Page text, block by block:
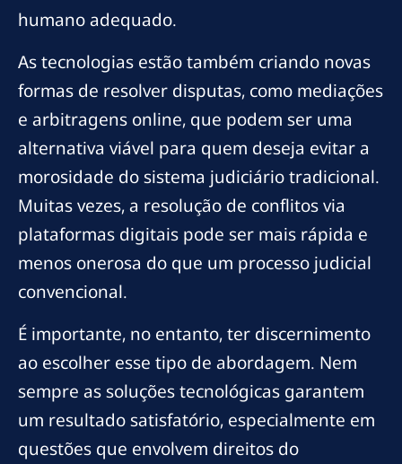
humano adequado.
As tecnologias estão também criando novas
formas de resolver disputas, como mediações
e arbitragens online, que podem ser uma
alternativa viável para quem deseja evitar a
morosidade do sistema judiciário tradicional.
Muitas vezes, a resolução de conflitos via
plataformas digitais pode ser mais rápida e
menos onerosa do que um processo judicial
convencional.
É importante, no entanto, ter discernimento
ao escolher esse tipo de abordagem. Nem
sempre as soluções tecnológicas garantem
um resultado satisfatório, especialmente em
questões que envolvem direitos do